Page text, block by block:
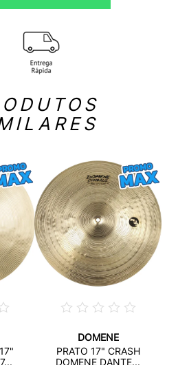
DOMENE
PRATO 17" CRASH
DOMENE DANTE...